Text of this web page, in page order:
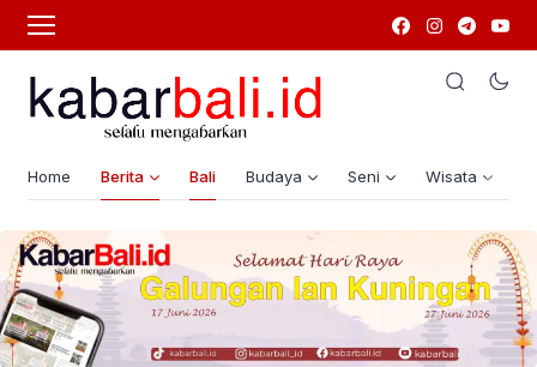
Home Berita Bali Budaya Seni Wisata